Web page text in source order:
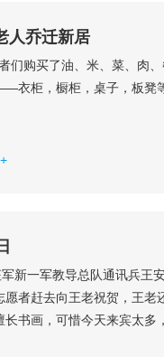
人乔迁新居
们购买了油、米、菜、肉
衣柜，橱柜，桌子，板凳
新一军教导总队通讯兵王
愿者赶去向王老祝贺，王
长书画，可惜今天来宾太